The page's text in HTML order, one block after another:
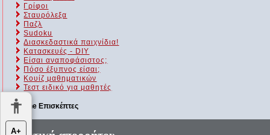
Γρίφοι
Σταυρόλεξα
Παζλ
Sudoku
Διασκεδαστικά παιχνίδια!
Κατασκευές - DIY
Είσαι αναποφάσιστος;
Πόσο έξυπνος είσαι;
Kουίζ μαθηματικών
Τεστ ειδικό για μαθητές
Online Επισκέπτες
Αυτήν τη στιγμή επισκέπτονται τον ιστότοπό μας 193 guests και
κανένα μέλος
Α+